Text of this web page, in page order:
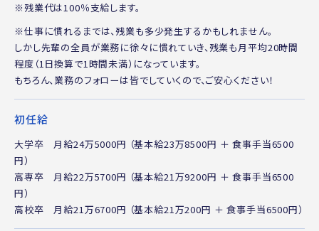
※残業代は100％支給します。
※仕事に慣れるまでは、残業も多少発生するかもしれません。
しかし先輩の全員が業務に徐々に慣れていき、残業も月平均20時間
程度（1日換算で1時間未満）になっています。
もちろん、業務のフォローは皆でしていくので、ご安心ください！
初任給
大学卒 月給24万5000円 （基本給23万8500円 ＋ 食事手当6500
円）
高専卒 月給22万5700円 （基本給21万9200円 ＋ 食事手当6500
円）
高校卒 月給21万6700円 （基本給21万200円 ＋ 食事手当6500円）